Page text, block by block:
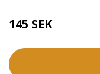
145 SEK